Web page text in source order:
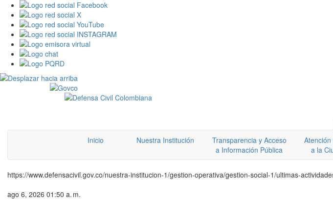
Inicio Nuestra Institución
Transparencia y Acceso
a Información Pública
a la
https://www.defensacivil.gov.co/nuestra-institucion-1/gestion-operativa/gestion-social-1/ultimas-
ago 6, 2026 01:50 a. m.